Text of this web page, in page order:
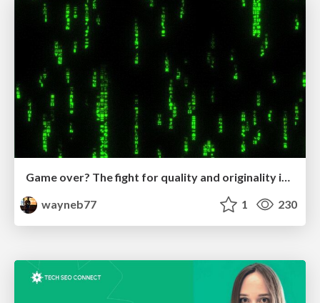
Game over? The fight for quality and originality in the time of robots
wayneb77
1 230